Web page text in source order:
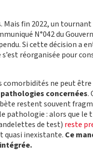
fin 2022, un tournant
N°042 du
Si cette décision a
réorganisée pour
ne peut être
concernées.
restent souvent
pathologie : alors que le
de test) reste
quasi inexistante. Ce